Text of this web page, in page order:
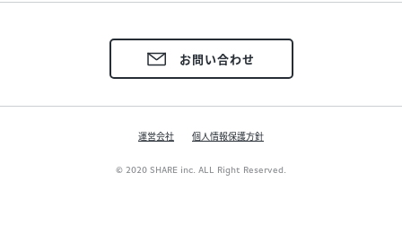
お問い合わせ
運営会社 個人情報保護方針
© 2020 SHARE inc. ALL Right Reserved.